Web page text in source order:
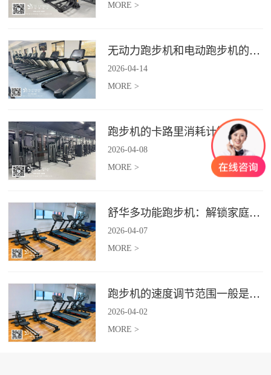
MORE >
无动力跑步机和电动跑步机的区别是什么？
2026-04-14
MORE >
跑步机的卡路里消耗计算准确吗？
2026-04-08
MORE >
舒华多功能跑步机：解锁家庭健身新体验（体楷体育）
2026-04-07
MORE >
跑步机的速度调节范围一般是多少？
2026-04-02
MORE >